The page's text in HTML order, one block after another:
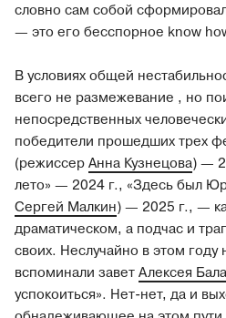
словно сам собой
— это его бесспорное know
В условиях общей
всего не размежевание , но
непосредственных
победители прошедших трех
(режиссерАнна Кузнецова) —
лето» — 2024 г., «Здесь был
Сергей Малкин) — 2025 г., —
драматическом, а подчас и
своих. Неслучайно в этом году
вспоминали заветАлексея
успокоиться». Нет-нет, да и